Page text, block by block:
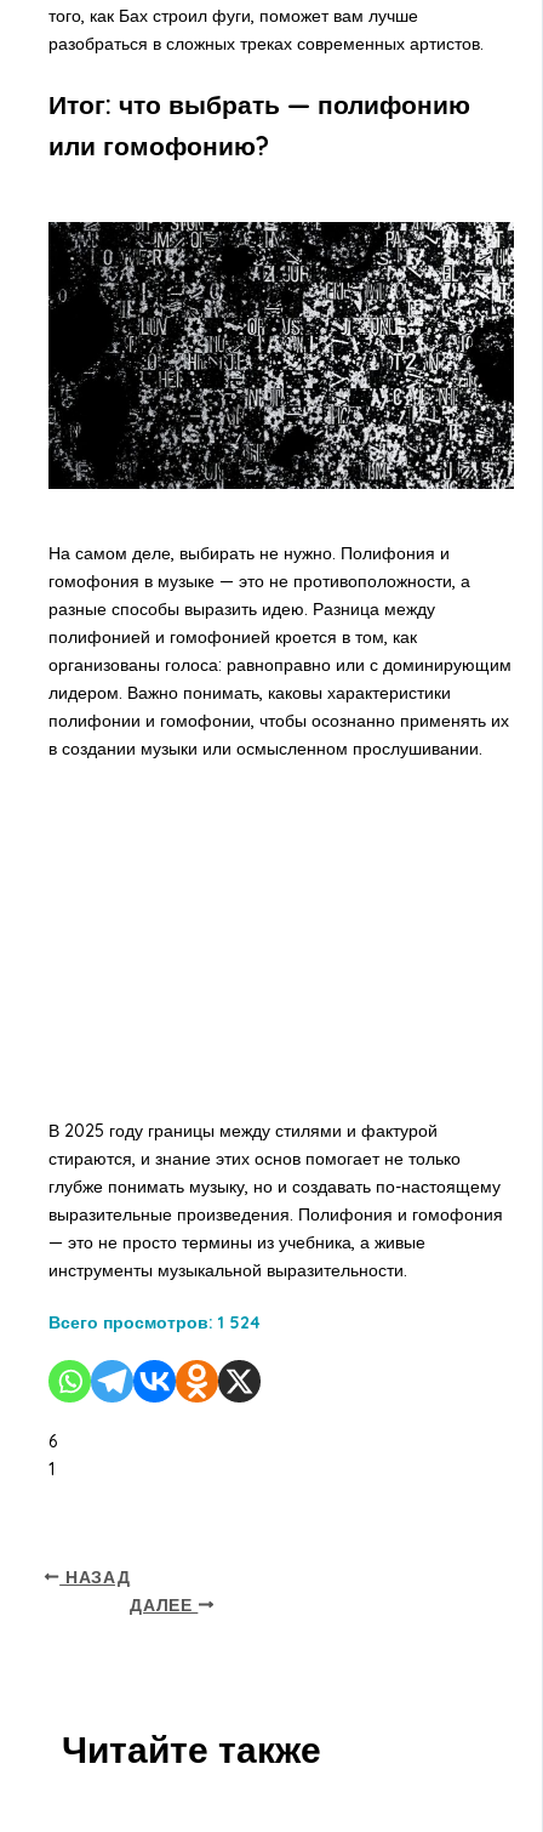
того, как Бах строил фуги, поможет вам лучше
разобраться в сложных треках современных артистов.
Итог: что выбрать — полифонию
или гомофонию?
На самом деле, выбирать не нужно. Полифония и
гомофония в музыке — это не противоположности, а
разные способы выразить идею. Разница между
полифонией и гомофонией кроется в том, как
организованы голоса: равноправно или с доминирующим
лидером. Важно понимать, каковы характеристики
полифонии и гомофонии, чтобы осознанно применять их
в создании музыки или осмысленном прослушивании.
В 2025 году границы между стилями и фактурой
стираются, и знание этих основ помогает не только
глубже понимать музыку, но и создавать по-настоящему
выразительные произведения. Полифония и гомофония
— это не просто термины из учебника, а живые
инструменты музыкальной выразительности.
Всего просмотров: 1 524
6
1
НАЗАД
ДАЛЕЕ
Читайте также